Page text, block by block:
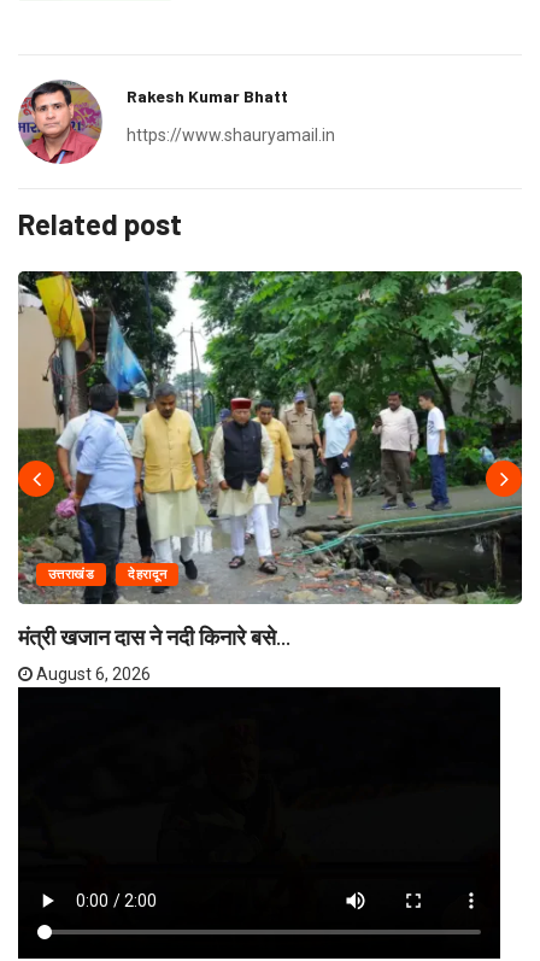
Rakesh Kumar Bhatt
https://www.shauryamail.in
Related post
उत्तराखंड देहरादून
मंत्री खजान दास ने नदी किनारे बसे...
August 6, 2026